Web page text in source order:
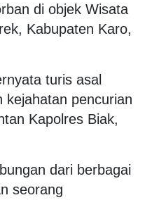
di objek Wisata
Kabupaten Karo,
turis asal
kejahatan pencurian
Kapolres Biak,
dari berbagai
seorang